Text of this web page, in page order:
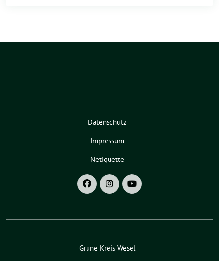
Datenschutz
Impressum
Netiquette
Grüne Kreis Wesel